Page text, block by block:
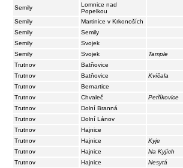
Semily
Lomnice nad
Popelkou
Semily
Martinice v Krkonoších
Semily
Semily
Semily
Svojek
Semily
Svojek Tample
Trutnov
Batňovice
Trutnov
Batňovice Kvíčala
Trutnov
Bernartice
Trutnov
Chvaleč Petříkovice
Trutnov
Dolní Branná
Trutnov
Dolní Lánov
Trutnov
Hajnice
Trutnov
Hajnice Kyje
Trutnov
Hajnice Na Kyjích
Trutnov
Hajnice Nesytá